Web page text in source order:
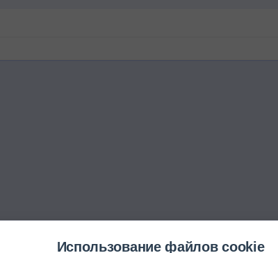
Использование файлов cookie